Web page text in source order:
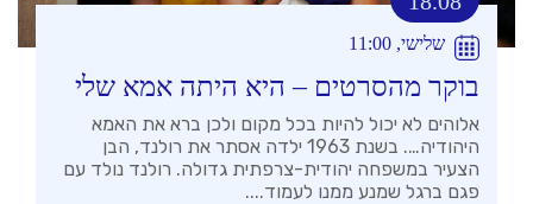
שלישי, 11:00
בוקר מהסרטים – היא היתה אמא שלי
אלוהים לא יכול להיות בכל מקום ולכן ברא את האמא
היהודיה…. בשנת 1963 ילדה אסתר את רולנד, הבן
הצעיר במשפחה יהודית-צרפתית גדולה. רולנד נולד עם
פגם ברגל שמנע ממנו לעמוד....